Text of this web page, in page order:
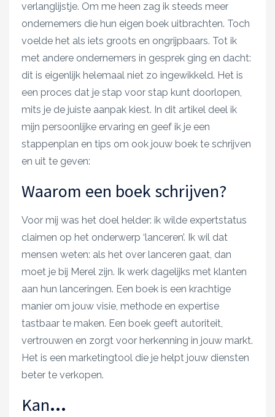
verlanglijstje. Om me heen zag ik steeds meer
ondernemers die hun eigen boek uitbrachten. Toch
voelde het als iets groots en ongrijpbaars. Tot ik
met andere ondernemers in gesprek ging en dacht:
dit is eigenlijk helemaal niet zo ingewikkeld. Het is
een proces dat je stap voor stap kunt doorlopen,
mits je de juiste aanpak kiest. In dit artikel deel ik
mijn persoonlijke ervaring en geef ik je een
stappenplan en tips om ook jouw boek te schrijven
en uit te geven:
Waarom een boek schrijven?
Voor mij was het doel helder: ik wilde expertstatus
claimen op het onderwerp ‘lanceren’. Ik wil dat
mensen weten: als het over lanceren gaat, dan
moet je bij Merel zijn. Ik werk dagelijks met klanten
aan hun lanceringen. Een boek is een krachtige
manier om jouw visie, methode en expertise
tastbaar te maken. Een boek geeft autoriteit,
vertrouwen en zorgt voor herkenning in jouw markt.
Het is een marketingtool die je helpt jouw diensten
beter te verkopen.
Kan...